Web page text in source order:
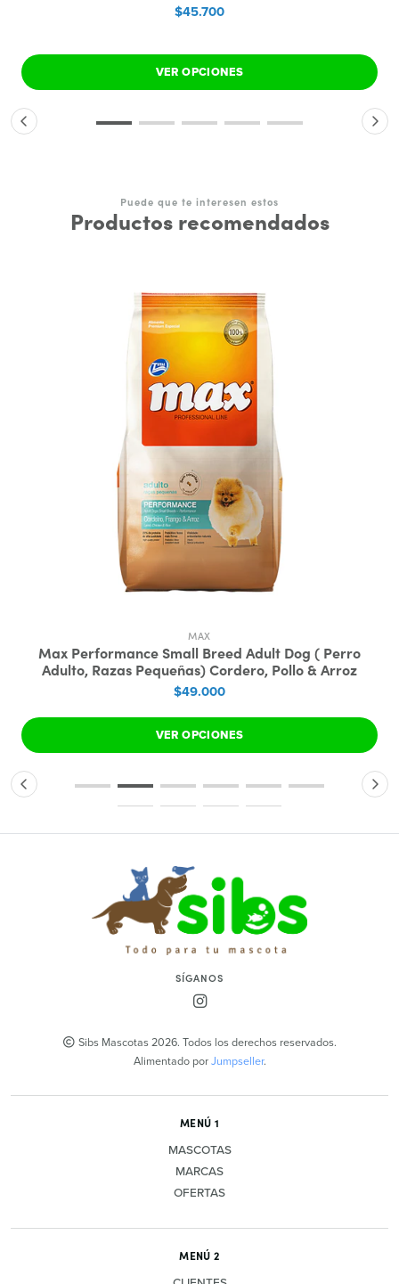
$45.700
VER OPCIONES
Puede que te interesen estos
Productos recomendados
MAX
Max Performance Small Breed Adult Dog ( Perro
Adulto, Razas Pequeñas) Cordero, Pollo & Arroz
$49.000
VER OPCIONES
SÍGANOS
Sibs Mascotas 2026. Todos los derechos reservados.
Alimentado porJumpseller.
MENÚ 1
MASCOTAS
MARCAS
OFERTAS
MENÚ 2